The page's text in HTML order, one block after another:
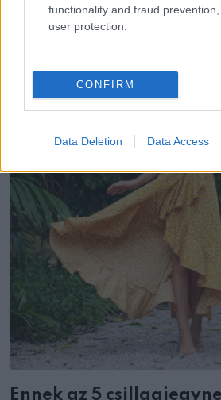
functionality and fraud
user protection.
CONFIRM
Data Deletion Data Access
Ennek az 5